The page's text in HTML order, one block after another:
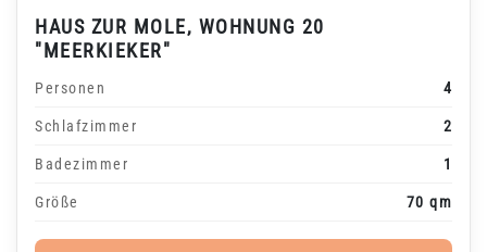
HAUS ZUR MOLE, WOHNUNG 20
"MEERKIEKER"
Personen 4
Schlafzimmer 2
Badezimmer 1
Größe 70 qm